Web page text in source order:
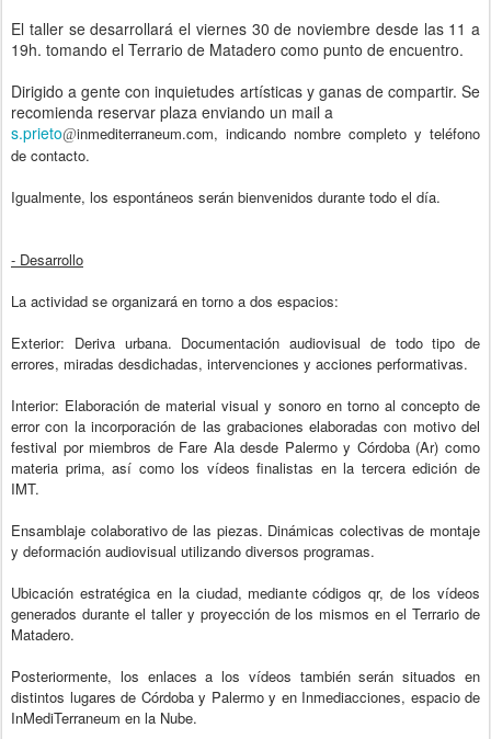
El taller se desarrollará el viernes 30 de noviembre desde las 11 a
19h. tomando el Terrario de Matadero como punto de encuentro.
Dirigido a gente con inquietudes artísticas y ganas de compartir. Se
recomienda reservar plaza enviando un mail a
s.prieto@inmediterraneum.com, indicando nombre completo y teléfono
de contacto.
Igualmente, los espontáneos serán bienvenidos durante todo el día.
- Desarrollo
La actividad se organizará en torno a dos espacios:
Exterior: Deriva urbana. Documentación audiovisual de todo tipo de
errores, miradas desdichadas, intervenciones y acciones performativas.
Interior: Elaboración de material visual y sonoro en torno al concepto de
error con la incorporación de las grabaciones elaboradas con motivo del
festival por miembros de Fare Ala desde Palermo y Córdoba (Ar) como
materia prima, así como los vídeos finalistas en la tercera edición de
IMT.
Ensamblaje colaborativo de las piezas. Dinámicas colectivas de montaje
y deformación audiovisual utilizando diversos programas.
Ubicación estratégica en la ciudad, mediante códigos qr, de los vídeos
generados durante el taller y proyección de los mismos en el Terrario de
Matadero.
Posteriormente, los enlaces a los vídeos también serán situados en
distintos lugares de Córdoba y Palermo y en Inmediacciones, espacio de
InMediTerraneum en la Nube.